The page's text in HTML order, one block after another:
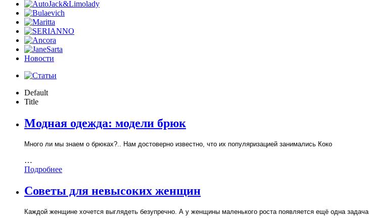
Новости
Default
Title
Модная одежда: модели брюк
Много ли мы знаем о брюках?.. Нам достоверно известно, что их популяризацией занимались Коко
…
Подробнее
Советы для невысоких женщин
Каждой женщине хочется выглядеть безупречно. А у женщины маленького роста появляется ещё одна задача